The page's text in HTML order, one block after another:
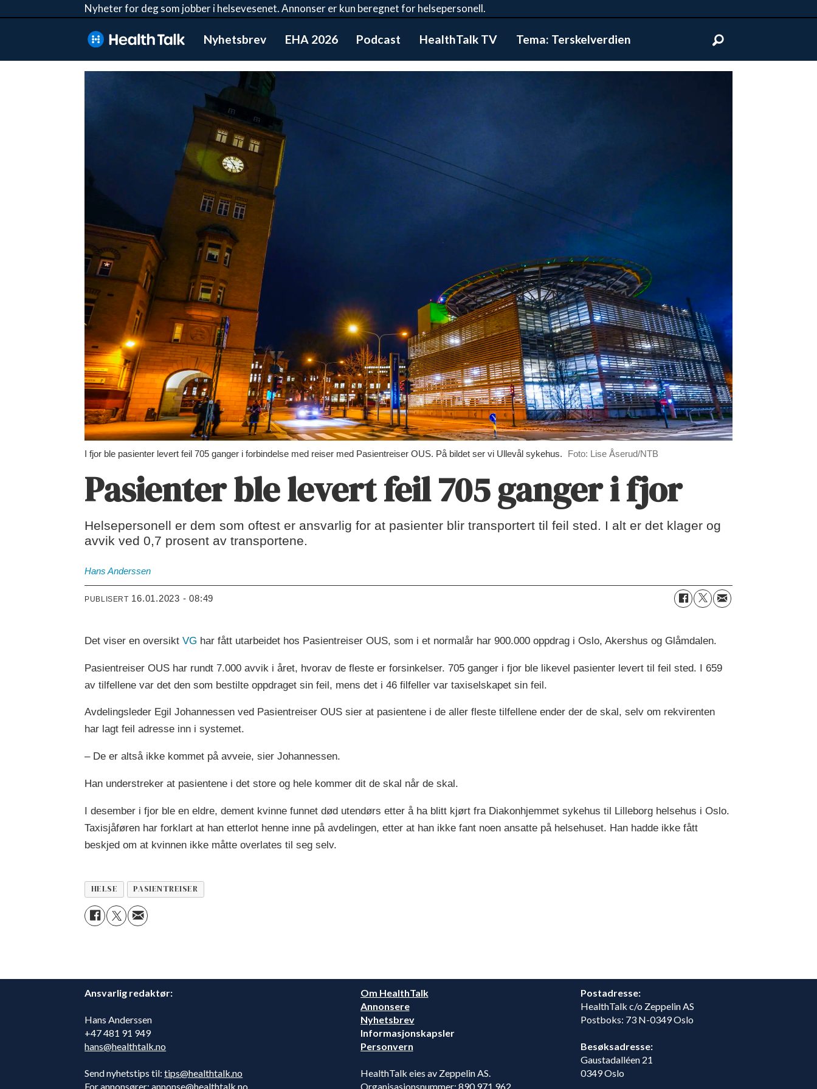
Nyheter for deg som jobber i helsevesenet. Annonser er kun beregnet for helsepersonell.
Nyhetsbrev EHA 2026 Podcast HealthTalk TV Tema: Terskelverdien
I fjor ble pasienter levert feil 705 ganger i forbindelse med reiser med Pasientreiser OUS. På bildet ser vi Ullevål sykehus. Foto: Lise Åserud/NTB
Pasienter ble levert feil 705 ganger i fjor
Helsepersonell er dem som oftest er ansvarlig for at pasienter blir transportert til feil sted. I alt er det klager og
avvik ved 0,7 prosent av transportene.
Hans Anderssen
PUBLISERT 16.01.2023 - 08:49
Det viser en oversiktVG har fått utarbeidet hos Pasientreiser OUS, som i et normalår har 900.000 oppdrag i Oslo, Akershus og Glåmdalen.
Pasientreiser OUS har rundt 7.000 avvik i året, hvorav de fleste er forsinkelser. 705 ganger i fjor ble likevel pasienter levert til feil sted. I 659
av tilfellene var det den som bestilte oppdraget sin feil, mens det i 46 filfeller var taxiselskapet sin feil.
Avdelingsleder Egil Johannessen ved Pasientreiser OUS sier at pasientene i de aller fleste tilfellene ender der de skal, selv om rekvirenten
har lagt feil adresse inn i systemet.
– De er altså ikke kommet på avveie, sier Johannessen.
Han understreker at pasientene i det store og hele kommer dit de skal når de skal.
I desember i fjor ble en eldre, dement kvinne funnet død utendørs etter å ha blitt kjørt fra Diakonhjemmet sykehus til Lilleborg helsehus i Oslo.
Taxisjåføren har forklart at han etterlot henne inne på avdelingen, etter at han ikke fant noen ansatte på helsehuset. Han hadde ikke fått
beskjed om at kvinnen ikke måtte overlates til seg selv.
HELSE PASIENTREISER
Ansvarlig redaktør:
Hans Anderssen
+47 481 91 949
hans@healthtalk.no
Send nyhetstips til:tips@healthtalk.no
For annonsører:annonse@healthtalk.no
Om HealthTalk
Annonsere
Nyhetsbrev
Informasjonskapsler
Personvern
HealthTalk eies av Zeppelin AS.
Organisasjonsnummer: 890 971 962
Postadresse:
HealthTalk c/o Zeppelin AS
Postboks: 73 N-0349 Oslo
Besøksadresse:
Gaustadalléen 21
0349 Oslo